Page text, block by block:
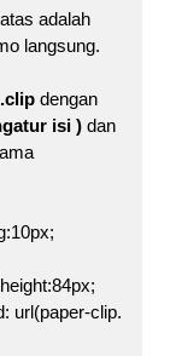
adalah
langsung.
.clipdengan
isi )dan
url(paper-clip.